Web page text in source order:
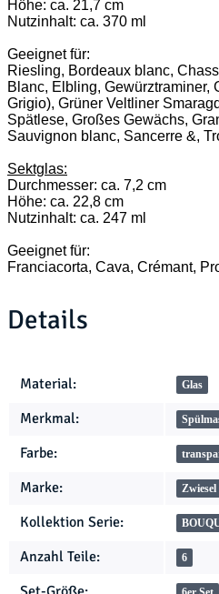
Höhe: ca. 21,7 cm
Nutzinhalt: ca. 370 ml
Geeignet für:
Riesling, Bordeaux blanc,
Blanc, Elbling, Gewürztraminer,
Grigio), Grüner Veltliner
Spätlese, Großes Gewächs,
Sauvignon blanc, Sancerre &,
Sektglas:
Durchmesser: ca. 7,2 cm
Höhe: ca. 22,8 cm
Nutzinhalt: ca. 247 ml
Geeignet für:
Franciacorta, Cava, Crémant,
Details
Produkteigenschaft
Wert
Material: Glas
Merkmal:
Farbe:
Marke: Zwiesel
Kollektion Serie:
Anzahl Teile: 6